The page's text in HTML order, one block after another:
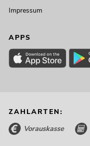
Impressum
APPS
ZAHLARTEN:
Vorauskasse